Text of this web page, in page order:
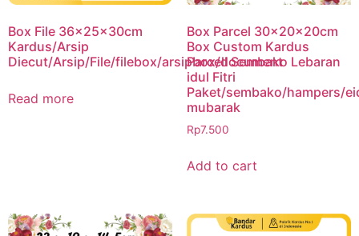
Box File 36x25x30cm
Kardus/Arsip
Diecut/Arsip/File/filebox/arsipbox/document
Read more
Box Parcel 30x20x20cm
Box Custom Kardus
Parcell Sembako Lebaran
idul Fitri
Paket/sembako/hampers/
mubarak
Rp7.500
Add to cart